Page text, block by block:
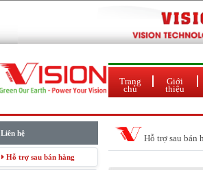
Trang
chủ
Giới
thiệu
Liên hệ
Hỗ trợ sau bán hàng
Hỗ trợ sau bán